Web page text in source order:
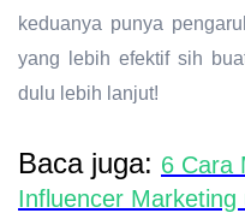
keduanya punya
yang lebih efektif sih
dulu lebih lanjut!
Baca juga: 6 Cara
Influencer